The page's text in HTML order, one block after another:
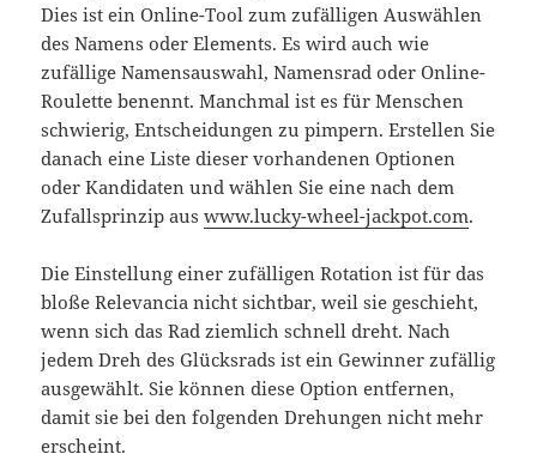
Dies ist ein Online-Tool zum zufälligen Auswählen
des Namens oder Elements. Es wird auch wie
zufällige Namensauswahl, Namensrad oder Online-
Roulette benennt. Manchmal ist es für Menschen
schwierig, Entscheidungen zu pimpern. Erstellen Sie
danach eine Liste dieser vorhandenen Optionen
oder Kandidaten und wählen Sie eine nach dem
Zufallsprinzip auswww.lucky-wheel-jackpot.com.
Die Einstellung einer zufälligen Rotation ist für das
bloße Relevancia nicht sichtbar, weil sie geschieht,
wenn sich das Rad ziemlich schnell dreht. Nach
jedem Dreh des Glücksrads ist ein Gewinner zufällig
ausgewählt. Sie können diese Option entfernen,
damit sie bei den folgenden Drehungen nicht mehr
erscheint.